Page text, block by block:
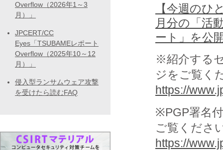
【今週のひ
月分の「活
ート」を公
※紹介する
ジをご覧く
https://
※PGP署名
ご覧くださ
https://
Overflow（2026年1～3
月）」
JPCERT/CC
Eyes「TSUBAMEレポート
Overflow（2025年10～12
月）」
侵入型ランサムウェア攻撃
を受けたら読むFAQ